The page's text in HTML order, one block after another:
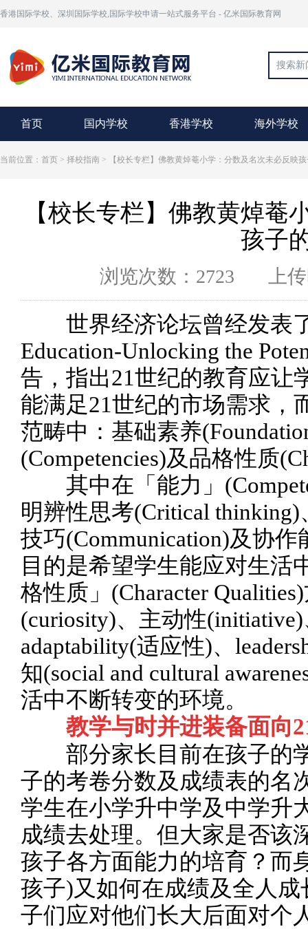
香港国际学校、深圳国际学校,国际学校申请一站式服务平台 - 亿米国际教育网
首页 国内学校 香港学校 海外学校
当前位置：首页 > 择校指南 > 【校长专栏】佛教黄焯菴小学：分数及名次未必反映
【校长专栏】佛教黄焯菴
孩子
浏览次数：2723 上
世界经济论坛曾经发表了
Education-Unlocking the
告，指出21世纪的教育应让
能满足21世纪的市场需求，
范畴中：基础素养
(Competencies)及品格性质
其中在「能力」
明辨性思考(Critical
技巧(Communication)及协
目的是希望学生能应对生活
格性质」(Character
(curiosity)、主动性(initiative)
adaptability(适应性)、
知(social and cultural
活中不断转变的环境。
教学与时并进装备面向
部分家长目前在孩子的
子的考卷分数及成绩表的名
学生在小学升中学及中学升
成绩去处理。但大家是否该
孩子各方面能力的培育？而
孩子)又如何在成绩及全人
子们应对他们长大后面对个